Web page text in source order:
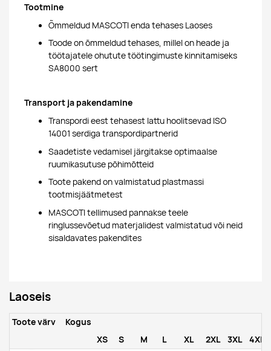
Tootmine
Õmmeldud MASCOTI enda tehases Laoses
Toode on õmmeldud tehases, millel on heade ja
töötajatele ohutute töötingimuste kinnitamiseks
SA8000 sert
Transport ja pakendamine
Transpordi eest tehasest lattu hoolitsevad ISO
14001 serdiga transpordipartnerid
Saadetiste vedamisel järgitakse optimaalse
ruumikasutuse põhimõtteid
Toote pakend on valmistatud plastmassi
tootmisjäätmetest
MASCOTI tellimused pannakse teele
ringlussevõetud materjalidest valmistatud või neid
sisaldavates pakendites
Laoseis
Toote värv
Kogus
XS
S M L XL 2XL 3XL 4XL